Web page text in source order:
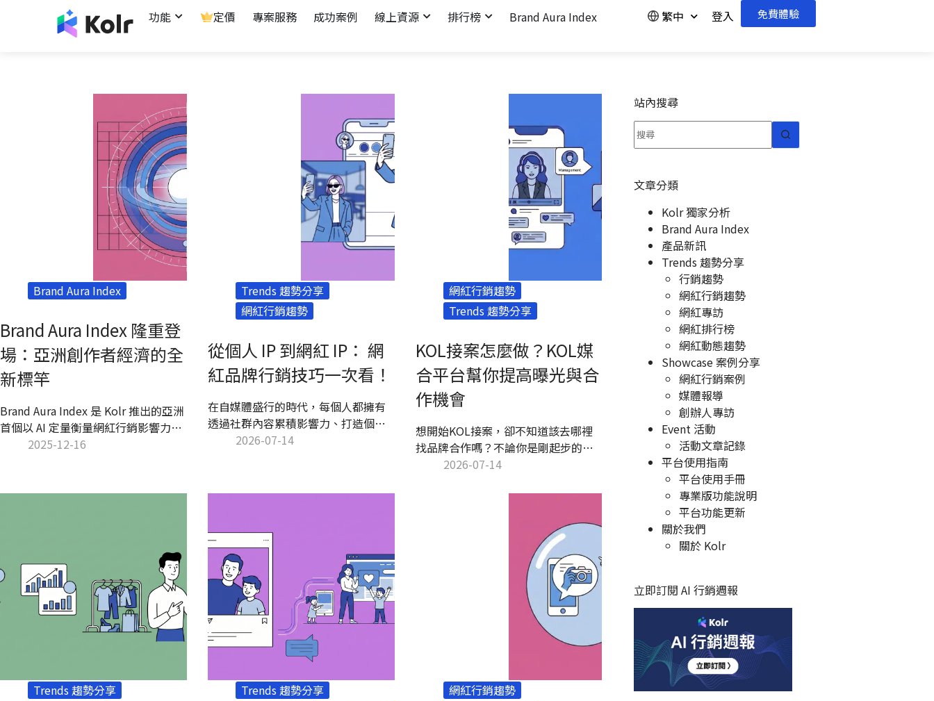
功能 定價 專案服務 成功案例 線上資源 排行榜 Brand Aura Index 繁中 登入 免費體驗
Brand Aura Index
Brand Aura Index 隆重登
場：亞洲創作者經濟的全
新標竿
Brand Aura Index 是 Kolr 推出的亞洲
首個以 AI 定量衡量網紅行銷影響力的
指標，透過曝光、互動、活躍與黏著
合作與行銷決策。
2025-12-16
Trends 趨勢分享
網紅行銷趨勢
從個人 IP 到網紅 IP： 網
紅品牌行銷技巧一次看！
在自媒體盛行的時代，每個人都擁有
透過社群內容累積影響力、打造個人
IP的機會。本文將帶您了解個人IP與
分析與行銷工具，提升網紅品牌影響
2026-07-14
網紅行銷趨勢
Trends 趨勢分享
KOL接案怎麼做？KOL媒
合平台幫你提高曝光與合
作機會
想開始KOL接案，卻不知道該去哪裡
找品牌合作嗎？不論你是剛起步的微
網紅、經營一段時間的內容創作者，
式大致可分為主動開發與被動邀約兩
社群內容，也可以透過KOL媒合平台
增加曝光，讓品牌更容易找到適合的
2026-07-14
Trends 趨勢分享
Trends 趨勢分享
網紅行銷趨勢
站內搜尋
文章分類
Kolr 獨家分析
Brand Aura Index
產品新訊
Trends 趨勢分享
行銷趨勢
網紅行銷趨勢
網紅專訪
網紅排行榜
網紅動態趨勢
Showcase 案例分享
網紅行銷案例
媒體報導
創辦人專訪
Event 活動
活動文章記錄
平台使用指南
平台使用手冊
專業版功能說明
平台功能更新
關於我們
關於 Kolr
立即訂閱 AI 行銷週報